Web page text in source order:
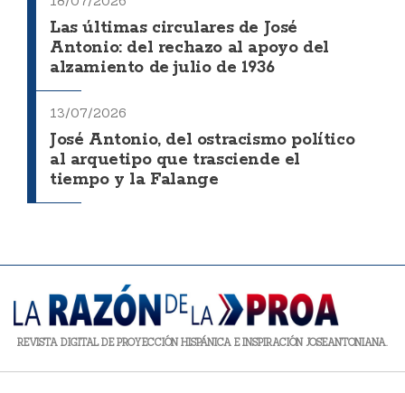
Las últimas circulares de José
Antonio: del rechazo al apoyo del
alzamiento de julio de 1936
13/07/2026
José Antonio, del ostracismo político
al arquetipo que trasciende el
tiempo y la Falange
REVISTA DIGITAL DE PROYECCIÓN HISPÁNICA E INSPIRACIÓN JOSEANTONIANA.